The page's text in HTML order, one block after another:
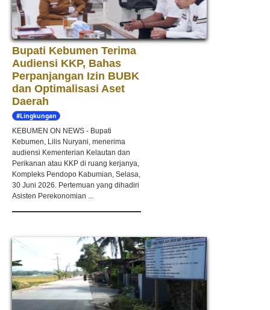
Bupati Kebumen Terima
Audiensi KKP, Bahas
Perpanjangan Izin BUBK
dan Optimalisasi Aset
Daerah
#Lingkungan
KEBUMEN ON NEWS - Bupati
Kebumen, Lilis Nuryani, menerima
audiensi Kementerian Kelautan dan
Perikanan atau KKP di ruang kerjanya,
Kompleks Pendopo Kabumian, Selasa,
30 Juni 2026. Pertemuan yang dihadiri
Asisten Perekonomian ...